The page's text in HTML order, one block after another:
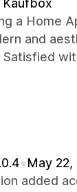
Kaufbox
a Home
and
Satisfied
•May 22,
added